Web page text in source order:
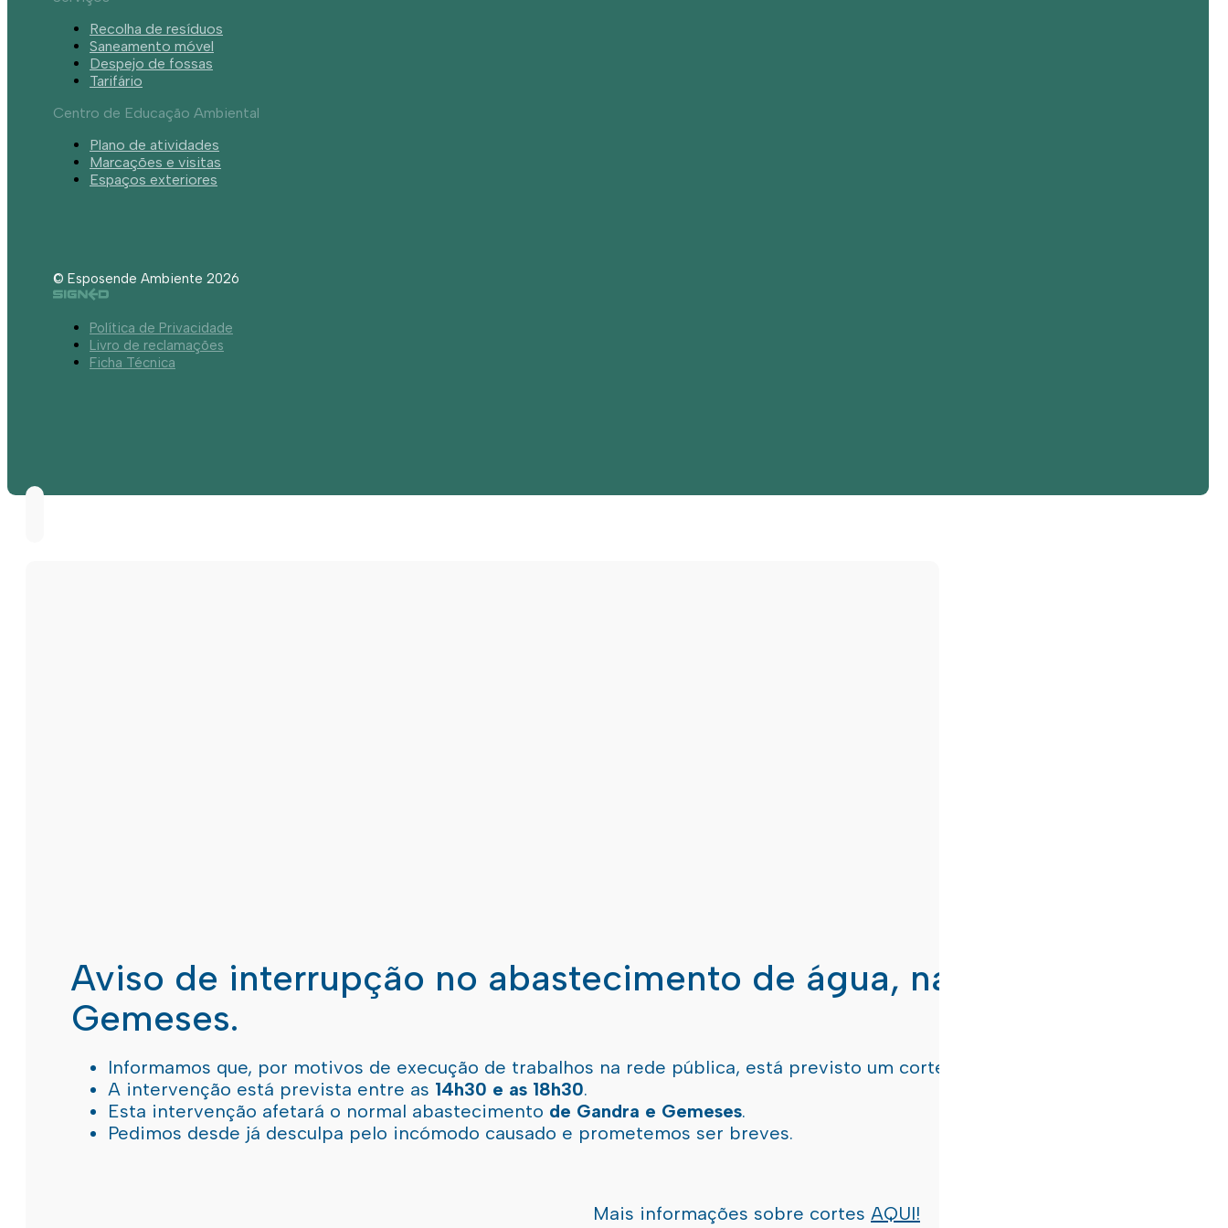
Recolha de resíduos
Saneamento móvel
Despejo de fossas
Tarifário
Centro de Educação Ambiental
Plano de atividades
Marcações e visitas
Espaços exteriores
© Esposende Ambiente 2026
Política de Privacidade
Livro de reclamações
Ficha Técnica
Aviso de interrupção no abastecimento de água, nas freguesias de
Gemeses.
Informamos que, por motivos de execução de trabalhos na rede pública, está previsto um corte de água
A intervenção está prevista entre as 14h30 e as 18h30.
Esta intervenção afetará o normal abastecimento de Gandra e Gemeses.
Pedimos desde já desculpa pelo incómodo causado e prometemos ser breves.
Mais informações sobre cortes AQUI!